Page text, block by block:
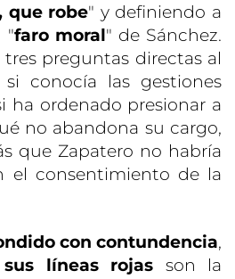
que robe" y definiendo a
"faro moral" de Sánchez.
preguntas directas al
si conocía las gestiones
ha ordenado presionar a
no abandona su cargo,
que Zapatero no habría
el consentimiento de la
con contundencia,
sus líneas rojas son la